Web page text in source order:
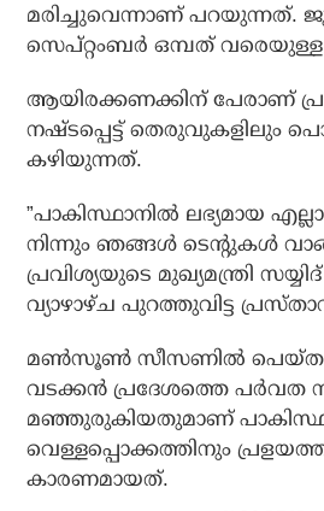
മരിച്ചുവെന്നാണ്
സെപ്റ്റംബര്‍ ഒമ്പത്
ആയിരക്കണക്കിന് പേരാണ്
നഷ്ടപ്പെട്ട് തെരുവുകളിലും
കഴിയുന്നത്.
”പാകിസ്ഥാനില്‍ ലഭ്യമായ
നിന്നും ഞങ്ങള്‍ ടെന്റുകള്‍
പ്രവിശ്യയുടെ മുഖ്യമന്ത്രി
വ്യാഴാഴ്ച പുറത്തുവിട്ട
മണ്‍സൂണ്‍ സീസണില്‍ പെയ്ത
വടക്കന്‍ പ്രദേശത്തെ പര്‍വത
മഞ്ഞുരുകിയതുമാണ്
വെള്ളപ്പൊക്കത്തിനും
കാരണമായത്.